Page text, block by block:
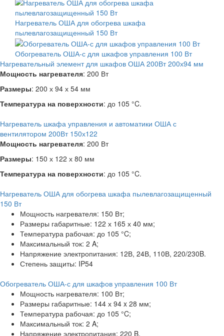
Нагреватель ОША для обогрева шкафа
пылевлагозащищенный 150 Вт
Обогреватель ОША-с для шкафов управления 100 Вт
Нагревательный элемент для шкафов ОША 200Вт 200х94 мм
Мощность нагревателя: 200 Вт
Размеры: 200 х 94 х 54 мм
Температура на поверхности: до 105 °C.
Нагреватель шкафа управления и автоматики ОША с
вентилятором 200Вт 150х122
Мощность нагревателя: 200 Вт
Размеры: 150 х 122 х 80 мм
Температура на поверхности: до 105 °C.
Нагреватель ОША для обогрева шкафа пылевлагозащищенный
150 Вт
Мощность нагревателя: 150 Вт;
Размеры габаритные: 122 х 165 х 40 мм;
Температура рабочая: до 105 °C;
Максимальный ток: 2 A;
Напряжение электропитания: 12В, 24В, 110В, 220/230B.
Степень защиты: IP54
Обогреватель ОША-с для шкафов управления 100 Вт
Мощность нагревателя: 100 Вт;
Размеры габаритные: 144 х 94 x 28 мм;
Температура рабочая: до 105 °C;
Максимальный ток: 2 A;
Напряжение электропитания: 220 B.